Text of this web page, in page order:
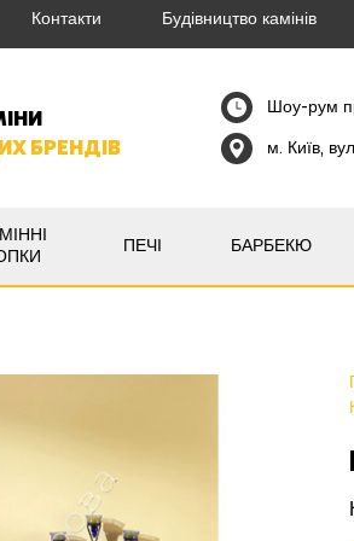
Контакти Будівництво камінів
БРЕНДІВ
Шоу-рум
м. Київ,
ПЕЧІ БАРБЕКЮ